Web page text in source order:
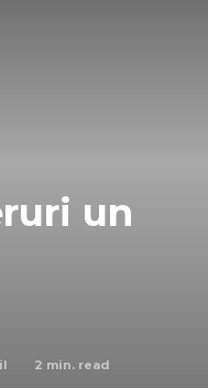
un
2 min. read